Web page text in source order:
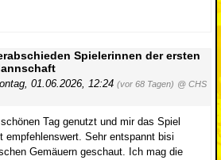
Spielerinnen der ersten
01.06.2026, 12:24 (vor 68 Tagen) @ CHS
Tag genutzt und mir das Spiel
empfehlenswert. Sehr entspannt bisi
Gemäuern geschaut. Ich mag die